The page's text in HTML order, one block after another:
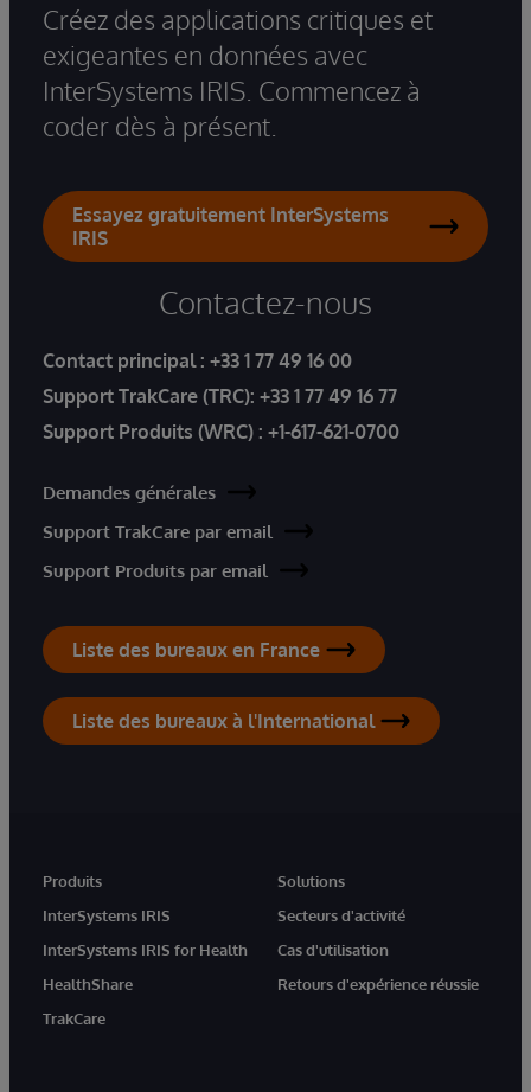
Créez des applications critiques et
exigeantes en données avec
InterSystems IRIS. Commencez à
coder dès à présent.
Essayez gratuitement InterSystems
IRIS
Contactez-nous
Contact principal : +33 1 77 49 16 00
Support TrakCare (TRC): +33 1 77 49 16 77
Support Produits (WRC) : +1-617-621-0700
Demandes générales
Support TrakCare par email
Support Produits par email
Liste des bureaux en France
Liste des bureaux à l'International
Produits
InterSystems IRIS
InterSystems IRIS for Health
HealthShare
TrakCare
Solutions
Secteurs d'activité
Cas d'utilisation
Retours d'expérience réussie